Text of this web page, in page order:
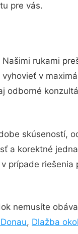
pre vás.
rukami
v
odborné
skúseností,
a korektné
prípade
nemusíte
, Dlažba